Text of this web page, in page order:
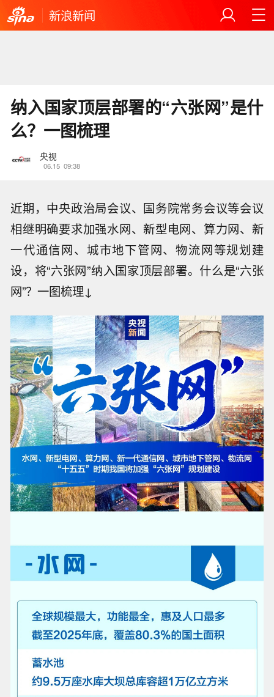
新浪新闻
纳入国家顶层部署的“六张网”是什
么？一图梳理
央视
06.15 09:38
近期，中央政治局会议、国务院常务会议等会议
相继明确要求加强水网、新型电网、算力网、新
一代通信网、城市地下管网、物流网等规划建
设，将“六张网”纳入国家顶层部署。什么是“六张
网”？一图梳理↓